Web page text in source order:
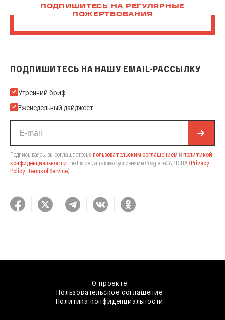
ПОДПИШИТЕСЬ НА РЕГУЛЯРНЫЕ
ПОЖЕРТВОВАНИЯ
ПОДПИШИТЕСЬ НА НАШУ EMAIL-РАССЫЛКУ
Подпишитесь на нашу Email-рассылку
Утренний бриф
Еженедельный дайджест
Подписываясь, вы соглашаетесь спользовательским соглашением и политикой
конфиденциальности The Insider, а также с условиями Google reCAPTCHA (Privacy
Policy Terms of Service).
О проекте
Пользовательское соглашение
Политика конфиденциальности